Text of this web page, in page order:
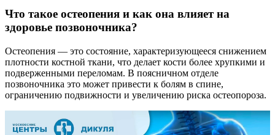
Что такое остеопения и как она влияет на
здоровье позвоночника?
Остеопения — это состояние, характеризующееся снижением
плотности костной ткани, что делает кости более хрупкими и
подверженными переломам. В поясничном отделе
позвоночника это может привести к болям в спине,
ограничению подвижности и увеличению риска остеопороза.